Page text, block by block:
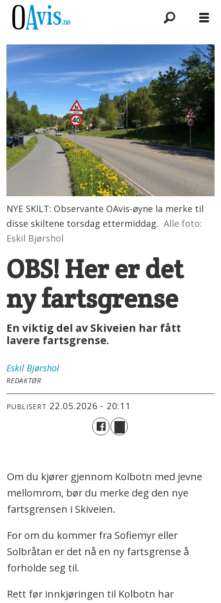
NYE SKILT: Observante OAvis-øyne la merke til
disse skiltene torsdag ettermiddag. Alle foto:
Eskil Bjørshol
OBS! Her er det
ny fartsgrense
En viktig del av Skiveien har fått
lavere fartsgrense.
Eskil Bjørshol
REDAKTØR
PUBLISERT 22.05.2026 - 20:11
Om du kjører gjennom Kolbotn med jevne
mellomrom, bør du merke deg den nye
fartsgrensen i Skiveien.
For om du kommer fra Sofiemyr eller
Solbråtan er det nå en ny fartsgrense å
forholde seg til.
Rett før innkjøringen til Kolbotn har